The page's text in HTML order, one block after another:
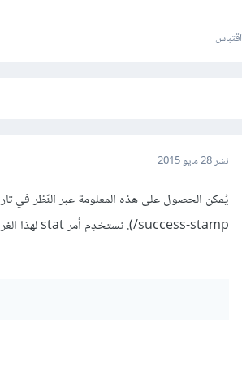
اقتباس
نشر28 مايو 2015
success-stamp/). نستخدِم أمر stat لهذا الغرض: